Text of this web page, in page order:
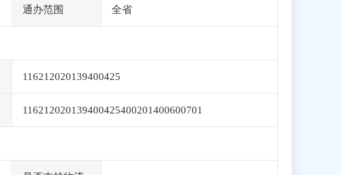
通办范围 全省
116212020139400425
116212020139400425400201400600701